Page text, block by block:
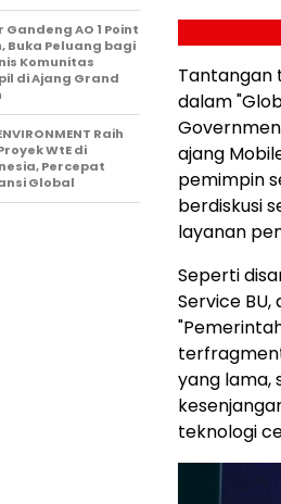
Tantangan
dalam
ajang
pemimpin
berdiskusi
layanan
Seperti
Service
yang lama,
teknologi
Gandeng AO 1 Point
Buka Peluang bagi
Komunitas
di Ajang Grand
Raih
WtE di
Percepat
Global